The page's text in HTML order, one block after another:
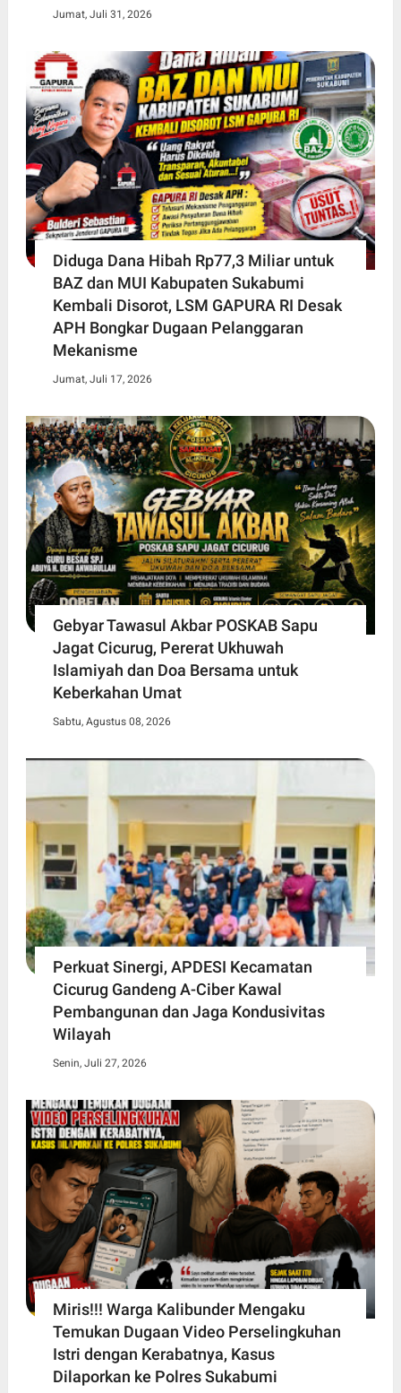
Jumat, Juli 31, 2026
Diduga Dana Hibah Rp77,3 Miliar untuk
BAZ dan MUI Kabupaten Sukabumi
Kembali Disorot, LSM GAPURA RI Desak
APH Bongkar Dugaan Pelanggaran
Mekanisme
Jumat, Juli 17, 2026
Gebyar Tawasul Akbar POSKAB Sapu
Jagat Cicurug, Pererat Ukhuwah
Islamiyah dan Doa Bersama untuk
Keberkahan Umat
Sabtu, Agustus 08, 2026
Perkuat Sinergi, APDESI Kecamatan
Cicurug Gandeng A-Ciber Kawal
Pembangunan dan Jaga Kondusivitas
Wilayah
Senin, Juli 27, 2026
Miris!!! Warga Kalibunder Mengaku
Temukan Dugaan Video Perselingkuhan
Istri dengan Kerabatnya, Kasus
Dilaporkan ke Polres Sukabumi